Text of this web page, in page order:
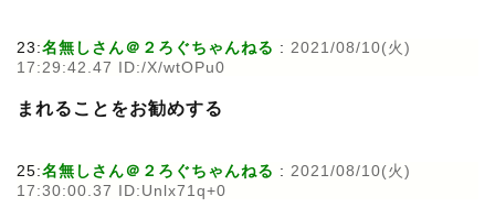
23:名無しさん＠２ろぐちゃんねる : 2021/08/10(火)
17:29:42.47 ID:/X/wtOPu0
まれることをお勧めする
25:名無しさん＠２ろぐちゃんねる : 2021/08/10(火)
17:30:00.37 ID:Unlx71q+0